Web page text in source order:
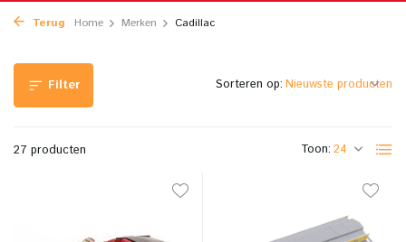
Terug Home Merken Cadillac
Filter
27 producten Toon:
Sorteren op: